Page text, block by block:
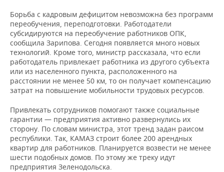
Борьба с кадровым дефицитом невозможна без программ
переобучения, переподготовки. Работодатели
субсидируются на переобучение работников ОПК,
сообщила Зарипова. Сегодня появляется много новых
технологий. Кроме того, министр рассказала, что если
работодатель привлекает работника из другого субъекта
или из населенного пункта, расположенного на
расстоянии не менее 50 км, то он получает компенсацию
затрат на повышение мобильности трудовых ресурсов.
Привлекать сотрудников помогают также социальные
гарантии — предприятия активно развернулись их
сторону. По словам министра, этот тренд задан раисом
республики. Так, КАМАЗ строит более 200 арендных
квартир для работников. Планируется возвести не менее
шести подобных домов. По этому же треку идут
предприятия Зеленодольска.